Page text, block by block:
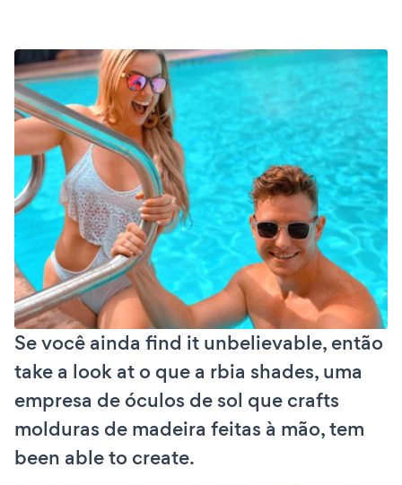
Se você ainda find it unbelievable, então
take a look at o que a rbia shades, uma
empresa de óculos de sol que crafts
molduras de madeira feitas à mão, tem
been able to create.